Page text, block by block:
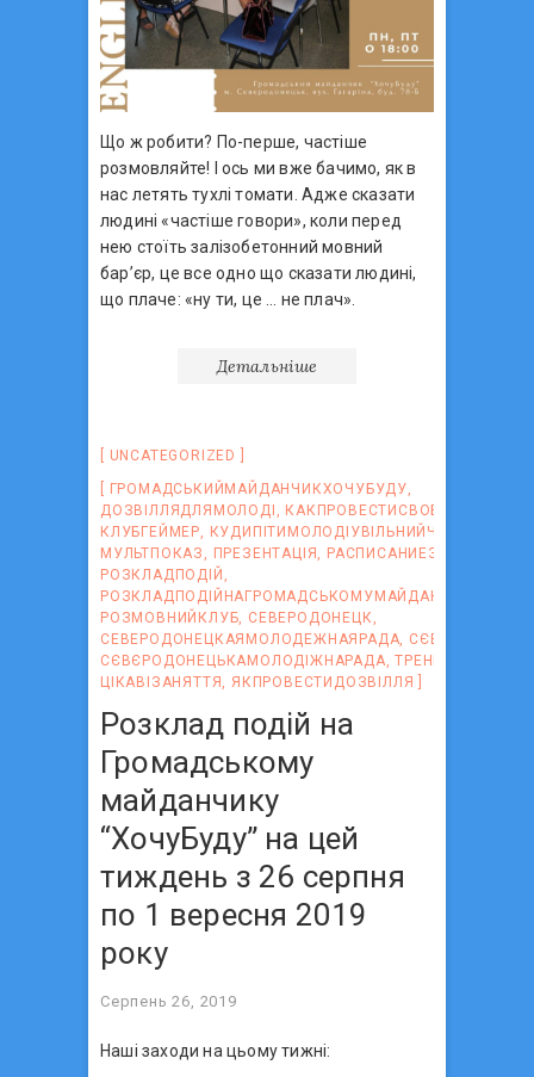
Що ж робити? По-перше, частіше
розмовляйте! І ось ми вже бачимо, як в
нас летять тухлі томати. Адже сказати
людині «частіше говори», коли перед
нею стоїть залізобетонний мовний
бар’єр, це все одно що сказати людині,
що плаче: «ну ти, це … не плач».
Детальніше
UNCATEGORIZED
ГРОМАДСЬКИЙМАЙДАНЧИКХОЧУБУДУ
ДОЗВІЛЛЯДЛЯМОЛОДІ
КЛУБГЕЙМЕР
КУДИПІТИМОЛОДІУВІЛЬНИЙЧАС
МУЛЬТПОКАЗ
ПРЕЗЕНТАЦІЯ РАСПИСАНИЕЗАНЯТИЙ
РОЗКЛАДПОДІЙ
РОЗМОВНИЙКЛУБ
СЕВЕРОДОНЕЦК
СЕВЕРОДОНЕЦКАЯМОЛОДЕЖНАЯРАДА
СЄВЄРОДОНЕЦЬКАМОЛОДІЖНАРАДА ,ТРЕНІНГ
ЦІКАВІЗАНЯТТЯ
ЯКПРОВЕСТИДОЗВІЛЛЯ
Розклад подій на
Громадському
майданчику
“ХочуБуду” на цей
тиждень з 26 серпня
по 1 вересня 2019
року
Серпень 26, 2019
Наші заходи на цьому тижні: